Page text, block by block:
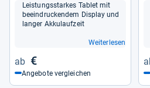
Leis­tungs­star­kes Tablet mit
beein­dru­cken­dem Dis­play und
lan­ger Akku­lauf­zeit
Weiterlesen
€
Angebote vergleichen